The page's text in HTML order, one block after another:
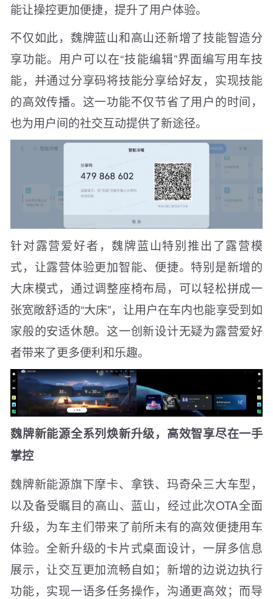
能让操控更加便捷，提升了用户体验。
不仅如此，魏牌蓝山和高山还新增了技能智造分
享功能。用户可以在“技能编辑”界面编写用车技
能，并通过分享码将技能分享给好友，实现技能
的高效传播。这一功能不仅节省了用户的时间，
也为用户间的社交互动提供了新途径。
针对露营爱好者，魏牌蓝山特别推出了露营模
式，让露营体验更加智能、便捷。特别是新增的
大床模式，通过调整座椅布局，可以轻松拼成一
张宽敞舒适的“大床”，让用户在车内也能享受到如
家般的安适休憩。这一创新设计无疑为露营爱好
者带来了更多便利和乐趣。
魏牌新能源全系列焕新升级，高效智享尽在一手
掌控
魏牌新能源旗下摩卡、拿铁、玛奇朵三大车型，
以及备受瞩目的高山、蓝山，经过此次OTA全面
升级，为车主们带来了前所未有的高效便捷用车
体验。全新升级的卡片式桌面设计，一屏多信息
展示，让交互更加流畅自如；新增的边说边执行
功能，实现一语多任务操作，沟通更高效；而导